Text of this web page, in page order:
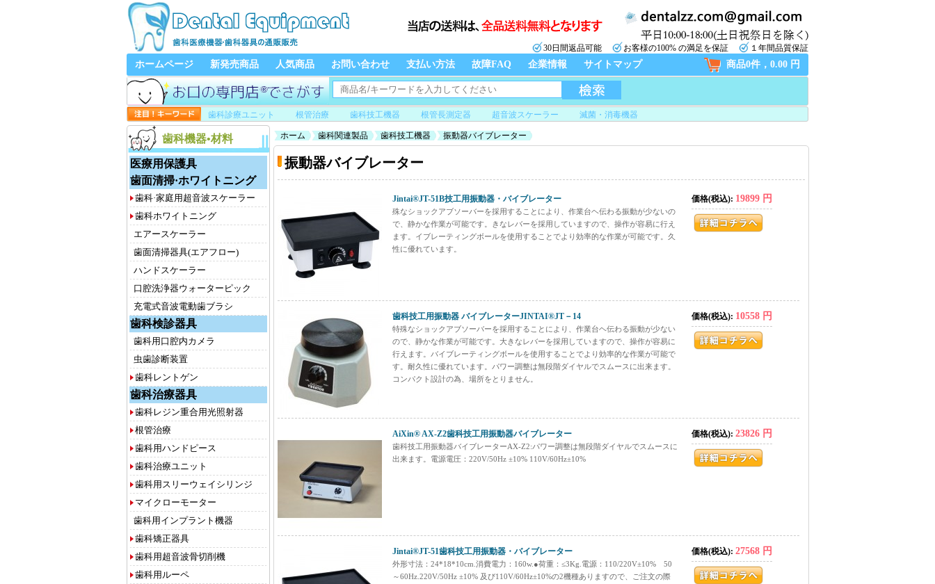
30日間返品可能 お客様の100% の満足を保証 １年間品質保証
ホームページ 新発売商品 人気商品 お問い合わせ 支払い方法 故障FAQ 企業情報 サイトマップ 商品0件，0.00 円
歯科診療ユニット 根管治療 歯科技工機器 根管長測定器 超音波スケーラー 滅菌・消毒機器
歯科機器•材料
医療用保護具
歯面清掃·ホワイトニング
歯科·家庭用超音波スケーラー
歯科ホワイトニング
エアースケーラー
歯面清掃器具(エアフロー)
ハンドスケーラー
口腔洗浄器ウォーターピック
充電式音波電動歯ブラシ
歯科検診器具
歯科用口腔内カメラ
虫歯診断装置
歯科レントゲン
歯科治療器具
歯科レジン重合用光照射器
根管治療
歯科用ハンドピース
歯科治療ユニット
歯科用スリーウェイシリンジ
マイクローモーター
歯科用インプラント機器
歯科矯正器具
歯科用超音波骨切削機
歯科用ルーペ
ホーム 歯科関連製品 歯科技工機器 振動器バイブレーター
振動器バイブレーター
Jintai®JT-51B技工用振動器・バイブレーター
殊なショックアブソーバーを採用することにより、作業台ヘ伝わる振動が少ないの
で、静かな作業が可能です。きなレバーを採用していますので、操作が容易に行え
ます。イブレーティングボールを使用することでより効率的な作業が可能です。久
性に優れています。
価格(税込): 19899 円
歯科技工用振動器 バイブレーターJINTAI®JT－14
特殊なショックアブソーバーを採用することにより、作業台ヘ伝わる振動が少ない
ので、静かな作業が可能です。大きなレバーを採用していますので、操作が容易に
行えます。バイブレーティングボールを使用することでより効率的な作業が可能で
す。耐久性に優れています。パワー調整は無段階ダイヤルでスムースに出来ます。
コンパクト設計の為、場所をとりません。
価格(税込): 10558 円
AiXin® AX-Z2歯科技工用振動器バイブレーター
歯科技工用振動器バイブレーターAX-Z2:パワー調整は無段階ダイヤルでスムースに
出来ます。電源電圧：220V/50Hz ±10% 110V/60Hz±10%
価格(税込): 23826 円
Jintai®JT-51歯科技工用振動器・バイブレーター
外形寸法：24*18*10cm.消費電力：160w.●荷重：≤3Kg.電源：110/220V±10% 50
～60Hz.220V/50Hz ±10% 及び110V/60Hz±10%の2機種ありますので、ご注文の際
価格(税込): 27568 円